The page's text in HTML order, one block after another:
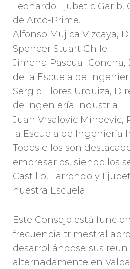
Leonardo Ljubetic Garib,
de Arco-Prime.
Alfonso Mujica Vizcaya,
Spencer Stuart Chile.
Jimena Pascual Concha,
de la Escuela de
Sergio Flores Urquiza,
de Ingeniería Industrial
Juan Vrsalovic Mihoevic,
la Escuela de Ingeniería
Todos ellos son
empresarios, siendo los
Castillo, Larrondo y
nuestra Escuela.
Este Consejo está
frecuencia trimestral
desarrollándose sus
alternadamente en